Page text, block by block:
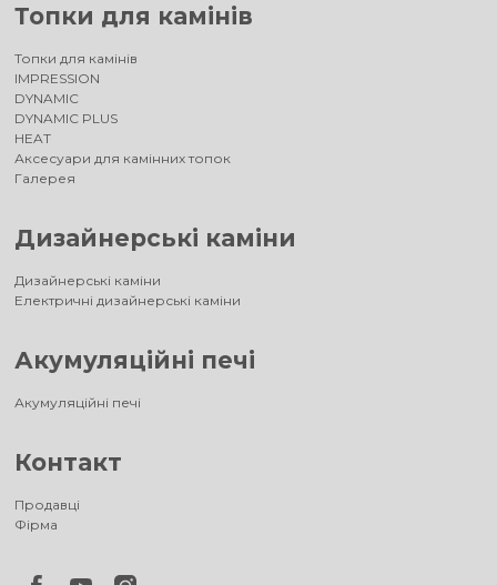
Топки для камінів
Топки для камінів
IMPRESSION
DYNAMIC
DYNAMIC PLUS
HEAT
Аксесуари для камінних топок
Галерея
Дизайнерські каміни
Дизайнерські каміни
Електричні дизайнерські каміни
Акумуляційні печі
Акумуляційні печі
Контакт
Продавці
Фірма